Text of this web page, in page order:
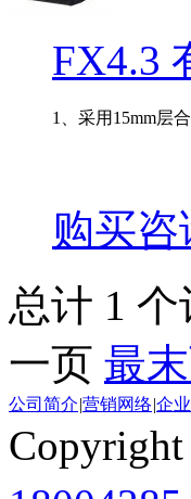
FX4.3
1、采用15mm层
购买咨
总计 1
一页 最
公司简介|营销网络|企